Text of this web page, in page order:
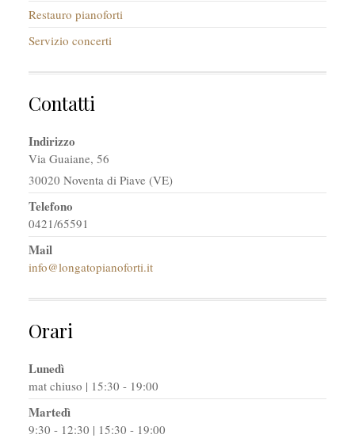
Restauro pianoforti
Servizio concerti
Contatti
Indirizzo
Via Guaiane, 56
30020 Noventa di Piave (VE)
Telefono
0421/65591
Mail
info@longatopianoforti.it
Orari
Lunedì
mat chiuso | 15:30 - 19:00
Martedì
9:30 - 12:30 | 15:30 - 19:00